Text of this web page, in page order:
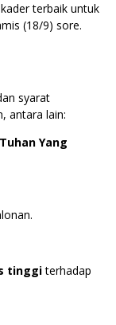
terbaik untuk
(18/9) sore.
syarat
antara lain:
Yang
tinggiterhadap